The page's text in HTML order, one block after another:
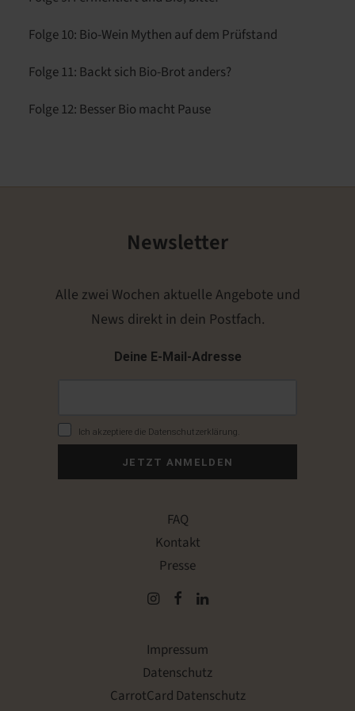
Folge 10: Bio-Wein Mythen auf dem Prüfstand
Folge 11: Backt sich Bio-Brot anders?
Folge 12: Besser Bio macht Pause
FAQ
Kontakt
Presse
Newsletter
Alle zwei Wochen aktuelle Angebote und
News direkt in dein Postfach.
Deine E-Mail-Adresse
Ich akzeptiere die Datenschutzerklärung.
JETZT ANMELDEN
Impressum
Datenschutz
CarrotCard Datenschutz